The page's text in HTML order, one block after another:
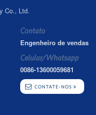
Co., Ltd.
Contato
Engenheiro de vendas
Celular/Whatsapp
0086-13600059681
CONTATE-NOS